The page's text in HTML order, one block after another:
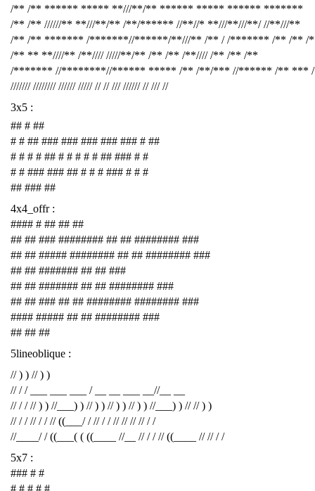
/** /** ****** ***** **///**/** ****** ***** ****** *******
/** /** //////** **///**/** /**/****** //**//* **///**///**/ //**///**
/** /** ******* /*******//******/**///** /** / /******* /** /** /
/** ** **////** /**//// /////**/** /** /** /**//// /** /** /**
/******* //********//****** ***** /** /**/*** //****** /** ***
/////// //////// ////// ///// // // /// ////// // /// //
3x5 :
## # ##
# # ## ### ### ### ### ### # ##
# # # # ## # # # # # ## ### # #
# # ### ### ## # # # ### # # #
## ### ##
4x4_offr :
#### # ## ## ##
## ## ### ######## ## ## ######## ###
## ## ##### ######## ## ## ######## ###
## ## ####### ## ## ###
## ## ####### ## ## ######## ###
## ## ### ## ## ######## ######## ###
#### ##### ## ## ######## ###
## ## ##
5lineoblique :
// ) ) // ) )
// / / ___ ___ ___ / __ __ ___ __//__ __
// / / // ) ) //___) ) // ) ) // ) ) // ) ) //___) ) // // ) )
// / / // / / // ((___/ / // / / // // // // / /
//____/ / ((___( ( ((____ //__ // / / // ((____ // // / /
5x7 :
### # #
# # # # #